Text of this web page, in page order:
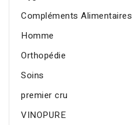
Compléments Alimentaires
Homme
Orthopédie
Soins
premier cru
VINOPURE